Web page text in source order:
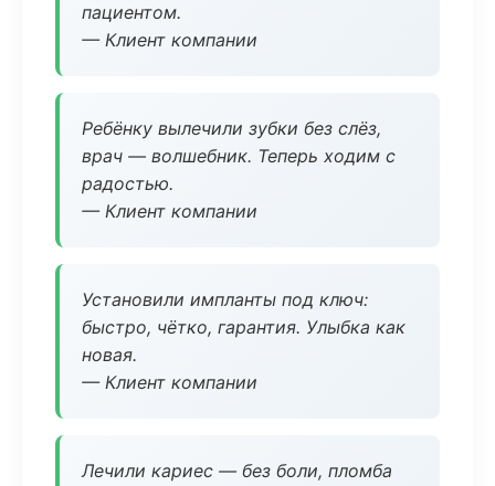
пациентом.
— Клиент компании
Ребёнку вылечили зубки без слёз,
врач — волшебник. Теперь ходим с
радостью.
— Клиент компании
Установили импланты под ключ:
быстро, чётко, гарантия. Улыбка как
новая.
— Клиент компании
Лечили кариес — без боли, пломба